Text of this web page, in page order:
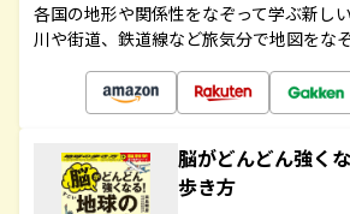
各国の地形や関係性をなぞって学ぶ新し
川や街道、鉄道線など旅気分で地図をな
脳がどんどん強く
歩き方